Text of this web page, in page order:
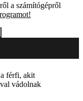
a számítógépről
férfi, akit
vádolnak